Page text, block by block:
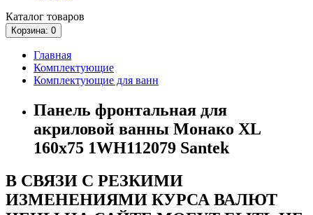
Каталог товаров
Корзина: 0
Главная
Комплектующие
Комплектующие для ванн
Панель фронтальная для
акриловой ванны Монако XL
160х75 1WH112079 Santek
В СВЯЗИ С РЕЗКИМИ
ИЗМЕНЕНИЯМИ КУРСА ВАЛЮТ